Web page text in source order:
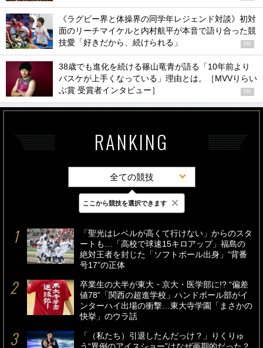
《ラグビー界と体操界の同学年レジェンド対談》初対
面のリーチマイケルと内村航平が本音で語り合った競
技愛「好きだから、続けられる」
PR
38歳でも進化を続ける篠山竜青が語る「10年前より
バスケが上手くなっている」理由とは。［MVVりらい
ぶ賞 受賞者インタビュー］
PR
RANKING
全ての競技
最新 24時間 週間
「聖光はレベルが高くて行けない」からのスタ
ートも…「高校で球速15キロアップ」福島の
絶対王者を封じた「ソフトボール出身」“背番
号17”の正体
卒業生の大半が東大・京大・医学部に!? “偏差
値78”「関西の超進学校」ハンドボール部がイ
ンターハイ出場の衝撃…東大寺学園「まさかの
快挙」のウラ話
「（私たち）引退したんだっけ？」りくりゅ
ここから競技を選択できます ×